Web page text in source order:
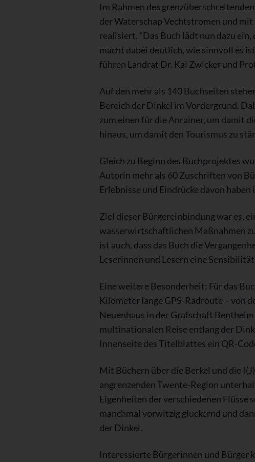
Im Rahmen des
der Waterschap Vechtstromen und
realisiert. "Das Buch lädt nun dazu
macht dabei deutlich, wie sinnvoll es
führen Landrat Dr. Kai Zwicker und
Auf den mehr als 140 Buchseiten
Bereich der Dinkel im Vordergrund.
zum einen für die Anrainer, um damit
hinaus, um damit den Tourismus zu
Gleich zu Beginn des Buchprojektes
Autorin mehr als 60 Zuschriften von
Erlebnisse und Eindrücke davon
Ziel dieser Bürgereinbindung war es,
wasserwirtschaftlichen Maßnahmen
ist auch, dass das Buch die
Leserinnen und Lesern eine
Eine weitere Besonderheit: Für das
Kilometer lange GPS-Radroute – von
Neuenhaus in der Grafschaft
multinationalen Reise entlang der
Innenseite des Titelblattes ein QR-
Mit Büchern über die Berkel und die
angrenzenden Twente-Region
Eigenheiten der verschiedenen
manchmal vorwitzig gluckernd und
der Dinkel.
Interessierte Bürgerinnen und Bürger